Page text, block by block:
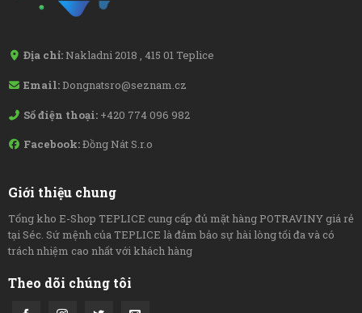
Địa chỉ: Nakladni 2018 , 415 01 Teplice
Email:Dongnatsro@seznam.cz
Số điện thoại: +420 774 096 982
Facebook:Đồng Nát S.r.o
Giới thiệu chung
Tổng kho E-Shop TEPLICE cung cấp đủ mặt hàng POTRAVINY giá rẻ
tại Séc. Sứ mệnh của TEPLICE là đảm bảo sự hài lòng tối đa và có
trách nhiệm cao nhất với khách hàng
Theo dõi chúng tôi